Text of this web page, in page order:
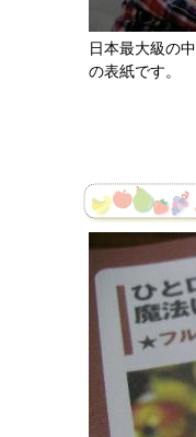
日本最大級の
の表紙です。